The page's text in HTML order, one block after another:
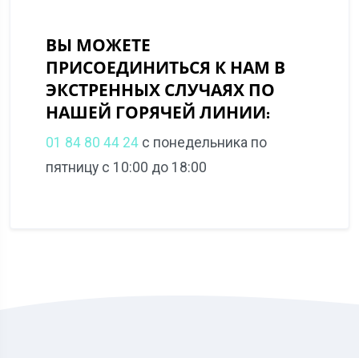
ВЫ МОЖЕТЕ
ПРИСОЕДИНИТЬСЯ К НАМ В
ЭКСТРЕННЫХ СЛУЧАЯХ ПО
НАШЕЙ ГОРЯЧЕЙ ЛИНИИ:
01 84 80 44 24 с понедельника по
пятницу с 10:00 до 18:00